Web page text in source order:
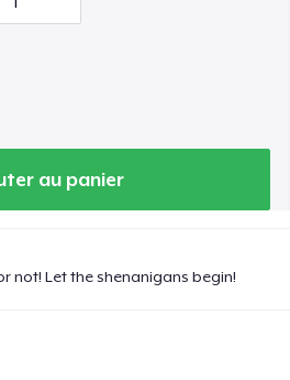
au panier
not! Let the shenanigans begin!